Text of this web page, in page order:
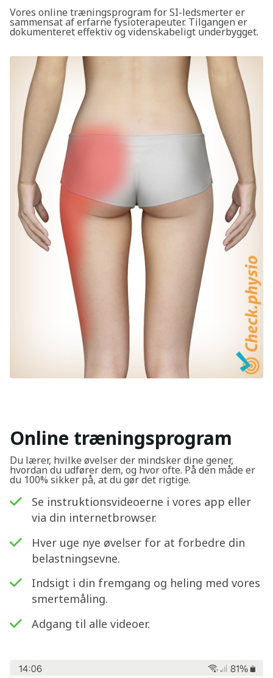
Vores online træningsprogram for SI-ledsmerter er
sammensat af erfarne fysioterapeuter. Tilgangen er
dokumenteret effektiv og videnskabeligt underbygget.
Online træningsprogram
Du lærer, hvilke øvelser der mindsker dine gener,
hvordan du udfører dem, og hvor ofte. På den måde er
du 100% sikker på, at du gør det rigtige.
Se instruktionsvideoerne i vores app eller
via din internetbrowser.
Hver uge nye øvelser for at forbedre din
belastningsevne.
Indsigt i din fremgang og heling med vores
smertemåling.
Adgang til alle videoer.